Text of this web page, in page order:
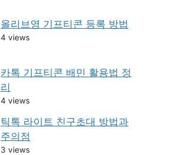
올리브영 기프티콘 등록 방법
4 views
카톡 기프티콘 배민 활용법 정
리
4 views
틱톡 라이트 친구초대 방법과
주의점
3 views